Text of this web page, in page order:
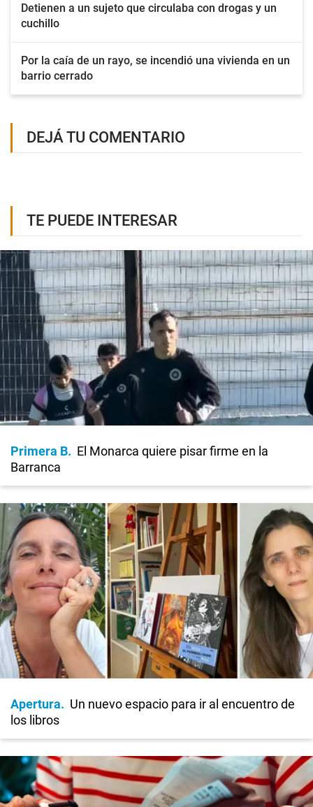
Detienen a un sujeto que circulaba con drogas y un
cuchillo
Por la caía de un rayo, se incendió una vivienda en un
barrio cerrado
DEJÁ TU COMENTARIO
TE PUEDE INTERESAR
Primera B
El Monarca quiere pisar firme en la
Barranca
Apertura
Un nuevo espacio para ir al encuentro de
los libros